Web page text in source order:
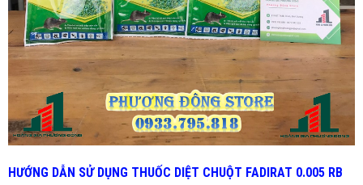
HƯỚNG DẪN SỬ DỤNG THUỐC DIỆT CHUỘT FADIRAT 0.005 RB